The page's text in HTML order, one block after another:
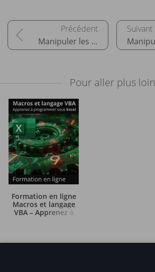
Manipuler les chaînes de caractères
Pour aller plus loin
Formation en ligne
Macros et langage
VBA – Apprenez à
langage VBA – Découvrez